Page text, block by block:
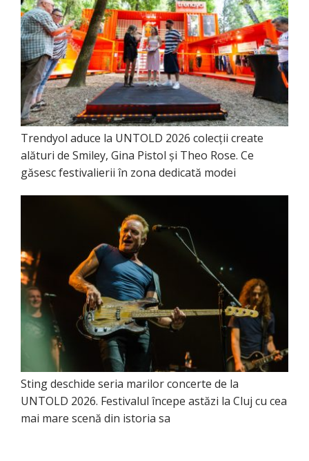
Trendyol aduce la UNTOLD 2026 colecții create
alături de Smiley, Gina Pistol și Theo Rose. Ce
găsesc festivalierii în zona dedicată modei
Sting deschide seria marilor concerte de la
UNTOLD 2026. Festivalul începe astăzi la Cluj cu cea
mai mare scenă din istoria sa